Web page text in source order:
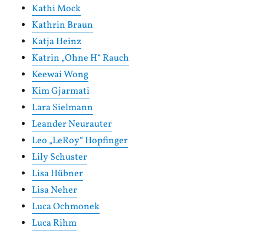
Kathi Mock
Kathrin Braun
Katja Heinz
Katrin „Ohne H“ Rauch
Keewai Wong
Kim Gjarmati
Lara Sielmann
Leander Neurauter
Leo „LeRoy“ Hopfinger
Lily Schuster
Lisa Hübner
Lisa Neher
Luca Ochmonek
Luca Rihm